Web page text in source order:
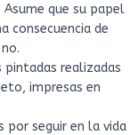
que su papel
consecuencia de
pintadas realizadas
impresas en
por seguir en la vida